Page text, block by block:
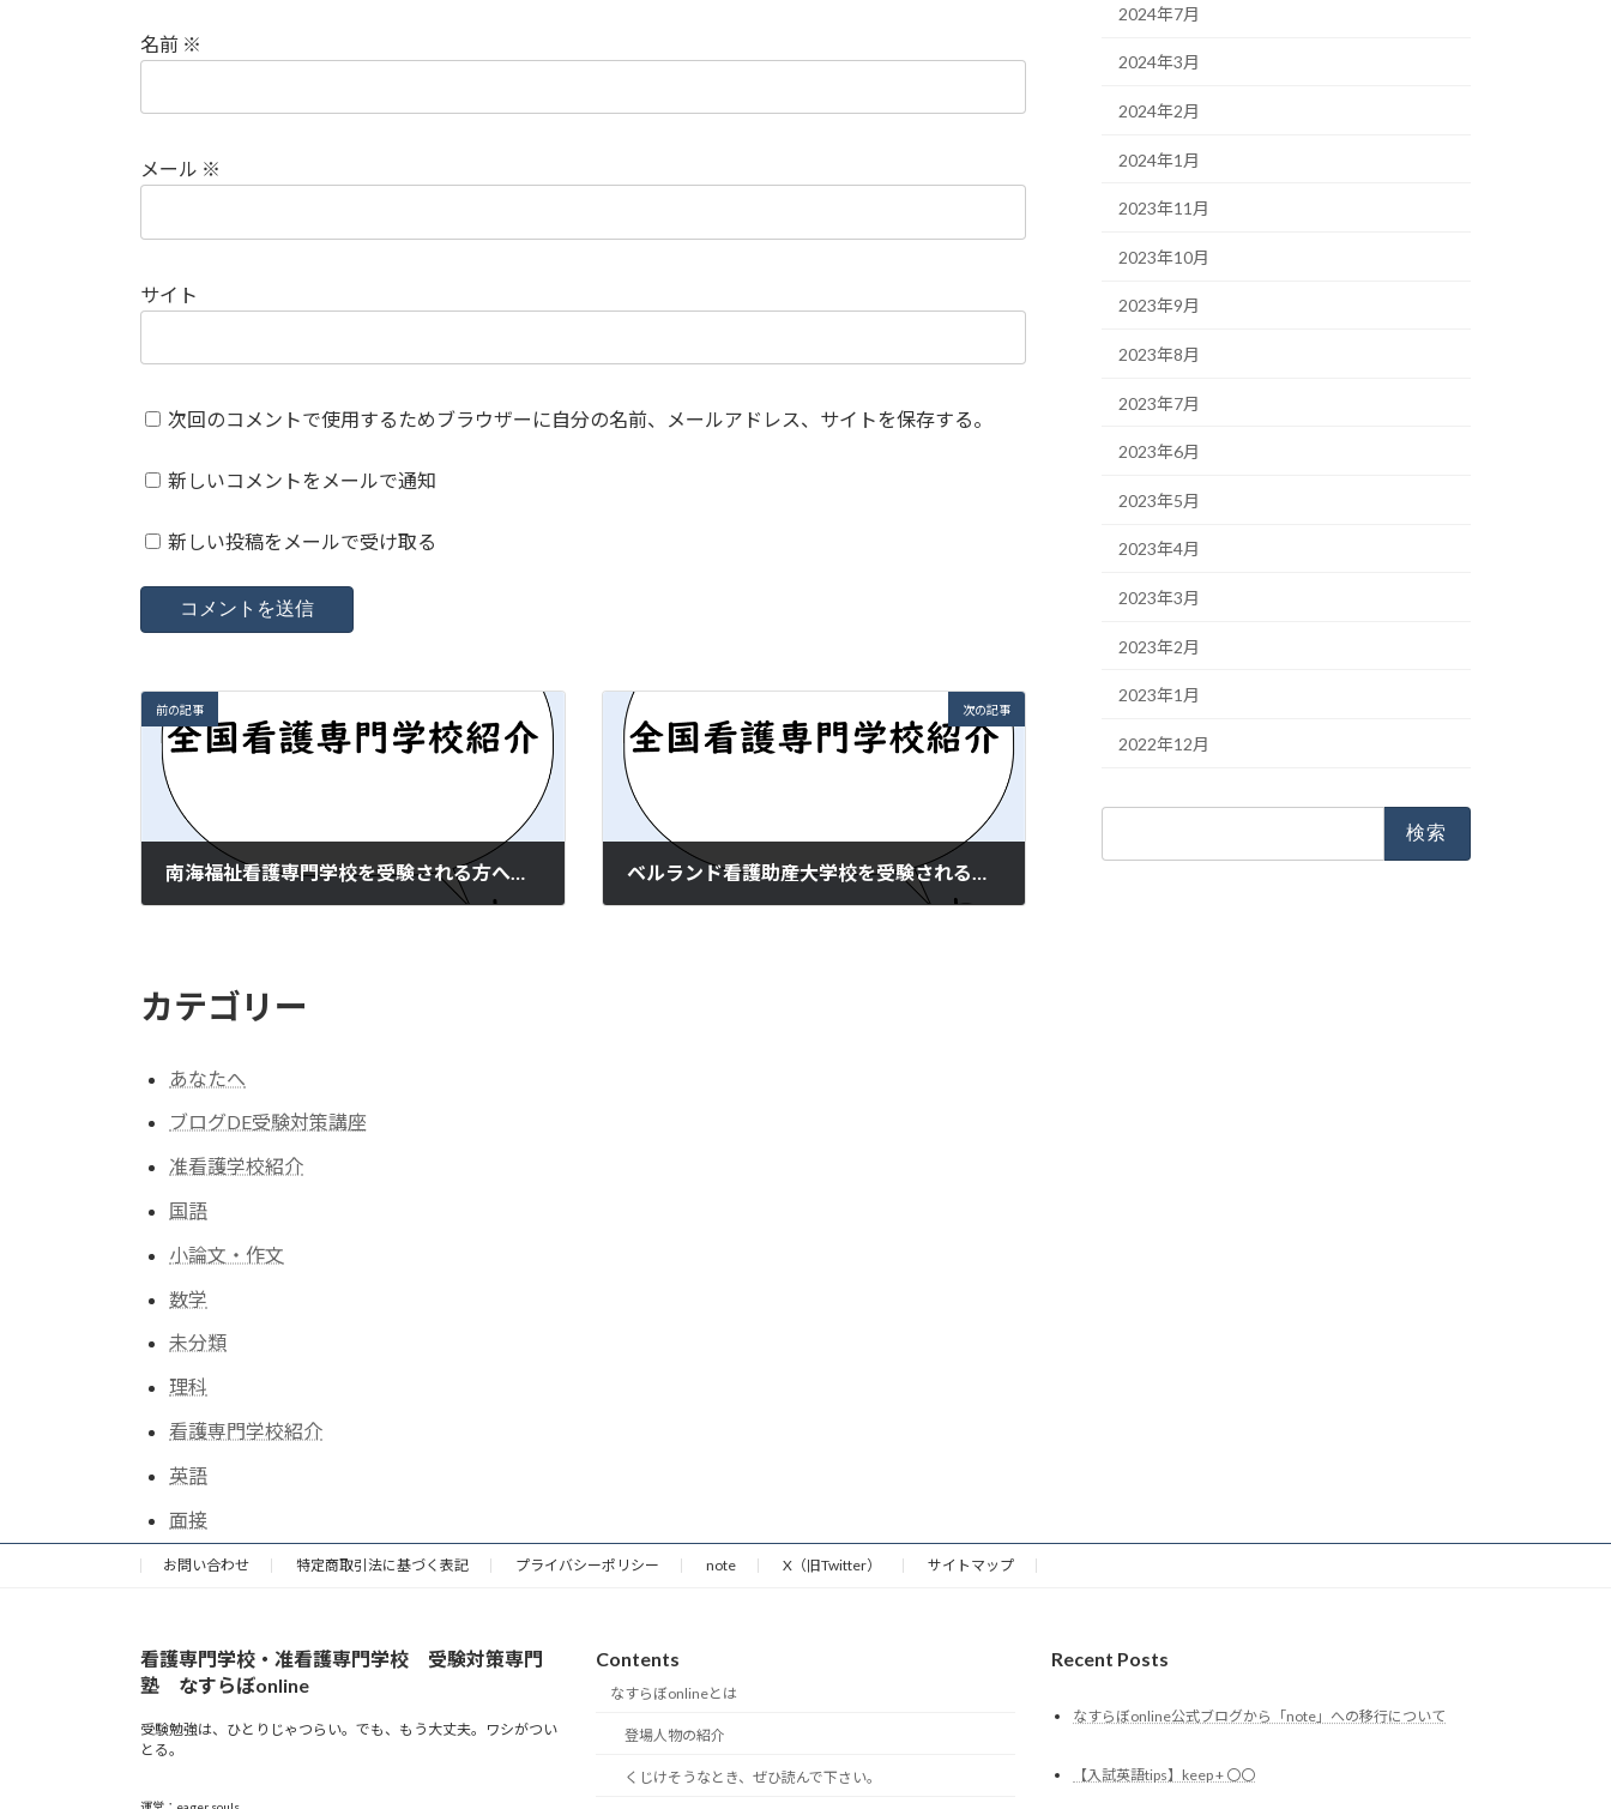
名前 ※
メール ※
サイト
次回のコメントで使用するためブラウザーに自分の名前、メールアドレス、サイトを保存する。
新しいコメントをメールで通知
新しい投稿をメールで受け取る
前の記事
南海福祉看護専門学校を受験される方へ（入試情報）
次の記事
ベルランド看護助産大学校を受験される方へ（入試情報）
2024年7月
2024年3月
2024年2月
2024年1月
2023年11月
2023年10月
2023年9月
2023年8月
2023年7月
2023年6月
2023年5月
2023年4月
2023年3月
2023年2月
2023年1月
2022年12月
カテゴリー
あなたへ
ブログDE受験対策講座
准看護学校紹介
国語
小論文・作文
数学
未分類
理科
看護専門学校紹介
英語
面接
お問い合わせ 特定商取引法に基づく表記 プライバシーポリシー note X（旧Twitter） サイトマップ
看護専門学校・准看護専門学校 受験対策専門
塾 なすらぼonline
受験勉強は、ひとりじゃつらい。でも、もう大丈夫。ワシがつい
とる。
運営：eager souls
Contents
なすらぼonlineとは
登場人物の紹介
くじけそうなとき、ぜひ読んで下さい。
Recent Posts
なすらぼonline公式ブログから「note」への移行について
【入試英語tips】keep + 〇〇